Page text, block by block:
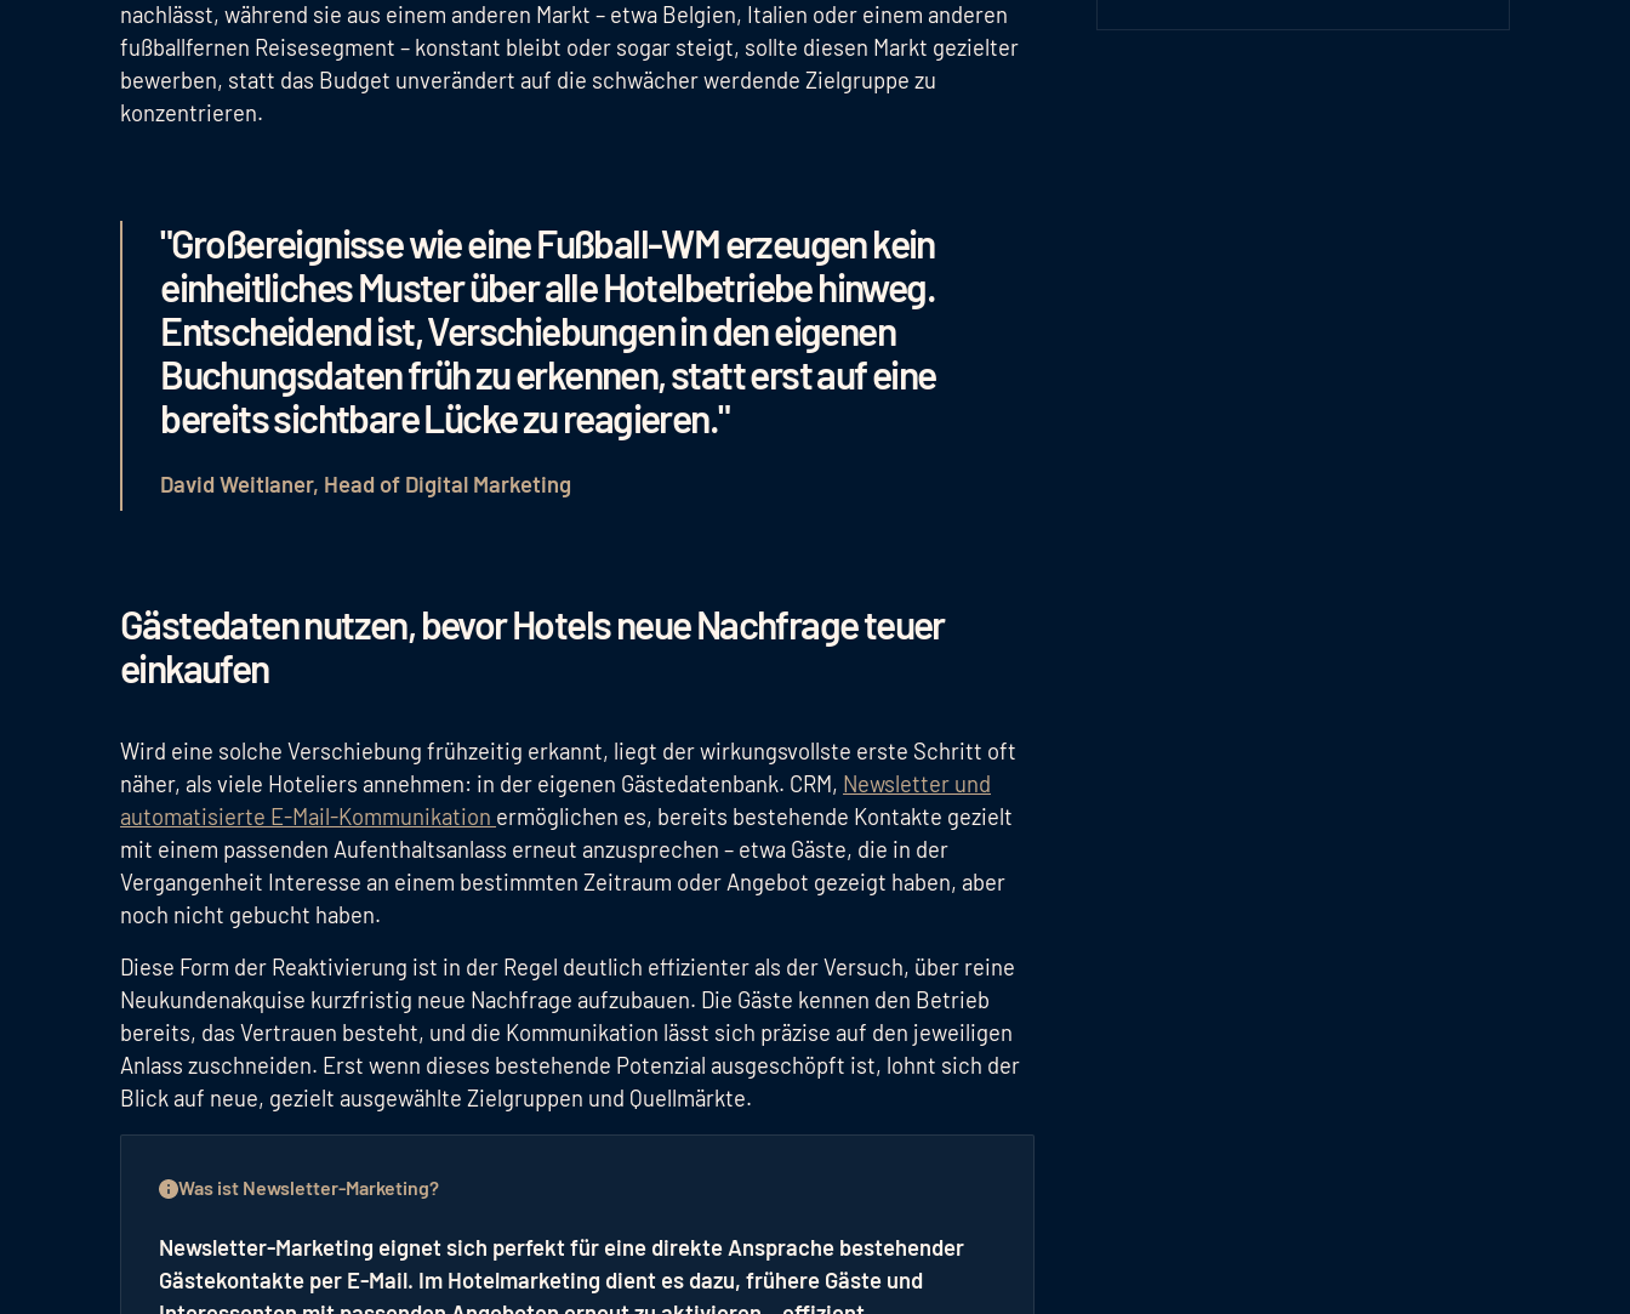
nachlässt, während sie aus einem anderen Markt – etwa Belgien, Italien oder einem anderen
fußballfernen Reisesegment – konstant bleibt oder sogar steigt, sollte diesen Markt gezielter
bewerben, statt das Budget unverändert auf die schwächer werdende Zielgruppe zu
konzentrieren.
"Großereignisse wie eine Fußball-WM erzeugen kein
einheitliches Muster über alle Hotelbetriebe hinweg.
Entscheidend ist, Verschiebungen in den eigenen
Buchungsdaten früh zu erkennen, statt erst auf eine
bereits sichtbare Lücke zu reagieren."
David Weitlaner, Head of Digital Marketing
Gästedaten nutzen, bevor Hotels neue Nachfrage teuer
einkaufen
Wird eine solche Verschiebung frühzeitig erkannt, liegt der wirkungsvollste erste Schritt oft
näher, als viele Hoteliers annehmen: in der eigenen Gästedatenbank. CRM, Newsletter und
automatisierte E-Mail-Kommunikation ermöglichen es, bereits bestehende Kontakte gezielt
mit einem passenden Aufenthaltsanlass erneut anzusprechen – etwa Gäste, die in der
Vergangenheit Interesse an einem bestimmten Zeitraum oder Angebot gezeigt haben, aber
noch nicht gebucht haben.
Diese Form der Reaktivierung ist in der Regel deutlich effizienter als der Versuch, über reine
Neukundenakquise kurzfristig neue Nachfrage aufzubauen. Die Gäste kennen den Betrieb
bereits, das Vertrauen besteht, und die Kommunikation lässt sich präzise auf den jeweiligen
Anlass zuschneiden. Erst wenn dieses bestehende Potenzial ausgeschöpft ist, lohnt sich der
Blick auf neue, gezielt ausgewählte Zielgruppen und Quellmärkte.
Was ist Newsletter-Marketing?
Newsletter-Marketing eignet sich perfekt für eine direkte Ansprache bestehender
Gästekontakte per E-Mail. Im Hotelmarketing dient es dazu, frühere Gäste und